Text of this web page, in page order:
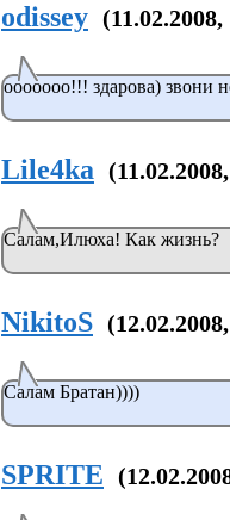
odissey
ооооооо!!! здарова) звони
Lile4ka
Салам,Илюха! Как жизнь?
NikitoS
Салам Братан))))
SPRITE